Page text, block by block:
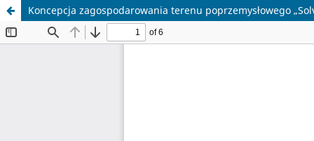
Koncepcja zagospodarowania terenu poprzemysłowego